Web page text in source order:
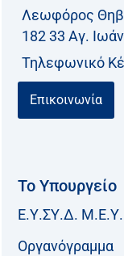
Λεωφόρος
182 33 Aγ.
Τηλεφωνικό
Επικοινωνία
Το Υπουργείο
Ε.Υ.ΣΥ.Δ. Μ.Ε.Υ.
Οργανόγραμμα